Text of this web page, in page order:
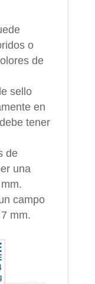
o
de
sello
en
tener
de
una
campo
mm.